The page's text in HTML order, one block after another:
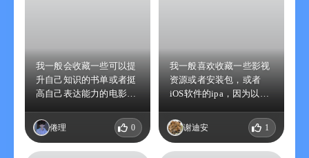
我一般会收藏一些可以提
升自己知识的书单或者挺
高自己表达能力的电影片
倦理 0
我一般喜欢收藏一些影视
资源或者安装包，或者
iOS软件的ipa，因为以后
种充足感！
谢迪安 1